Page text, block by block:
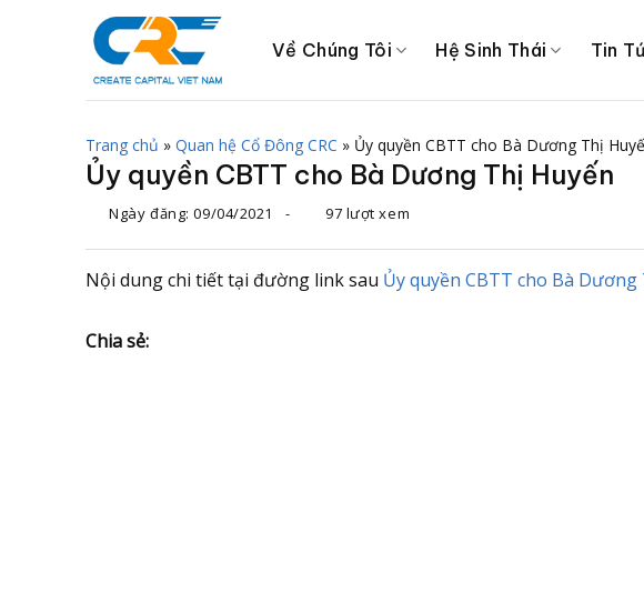
Về Chúng Tôi Hệ Sinh Thái Tin
Trang chủ » Quan hệ Cổ Đông CRC » Ủy quyền CBTT cho Bà Dương Thị
Ủy quyền CBTT cho Bà Dương Thị Huyến
Ngày đăng:09/04/2021 - 97 lượt xem
Nội dung chi tiết tại đường link sau Ủy quyền CBTT cho Bà Dương
Chia sẻ: